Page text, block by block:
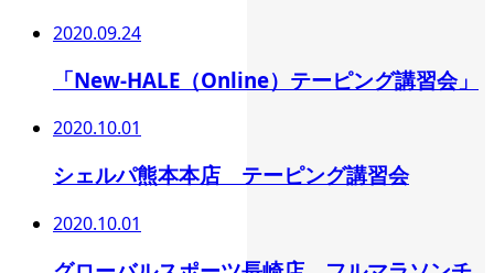
2020.09.24
「New-HALE（Online）テーピング講習会」
2020.10.01
シェルパ熊本本店 テーピング講習会
2020.10.01